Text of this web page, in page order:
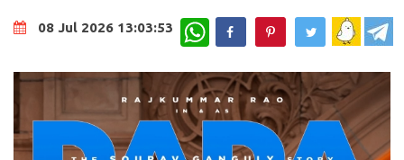
08 Jul 2026 13:03:53 WhatsApp